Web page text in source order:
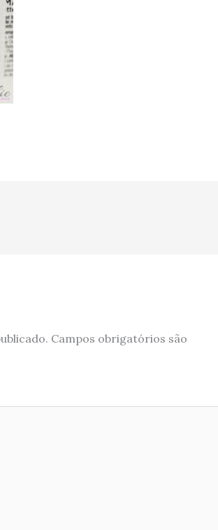
Campos obrigatórios são